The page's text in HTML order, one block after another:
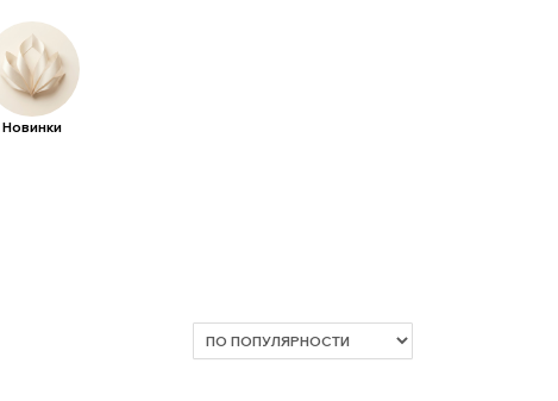
Новинки